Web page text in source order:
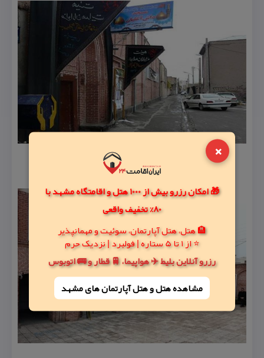
×
🎁 امکان رزرو بیش از 1000 هتل و اقامتگاه مشهد با
80% تخفیف واقعی
🏨 هتل، هتل آپارتمان، سوئیت و مهمانپذیر
⭐ از 1 تا 5 ستاره | فولبرد | نزدیک حرم
رزرو آنلاین بلیط ✈️ هواپیما، 🚆 قطار و 🚌 اتوبوس
مشاهده هتل و هتل‌ آپارتمان های مشهد